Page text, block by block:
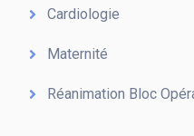
Cardiologie
Maternité
Réanimation Bloc